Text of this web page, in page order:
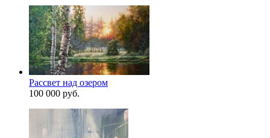
Рассвет над озером
100 000 руб.